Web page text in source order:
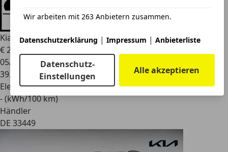
Wir arbeiten mit 263 Anbietern zusammen.
Datenschutzerklärung | Impressum | Anbieterliste
Datenschutz-
Einstellungen
Alle akzeptieren
Kia NiroE 204 VISION 3PH LED Carplay AHK Klima Navi
€ 24.850
05/2022
39.310 km
Elektro
- (kWh/100 km)
Händler
DE 33449